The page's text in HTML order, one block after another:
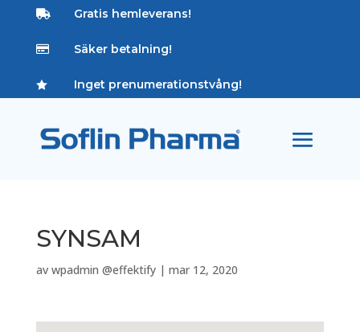
 Gratis hemleverans!
 Säker betalning!
 Inget prenumerationstvång!
SYNSAM
av wpadmin @effektify| mar 12, 2020